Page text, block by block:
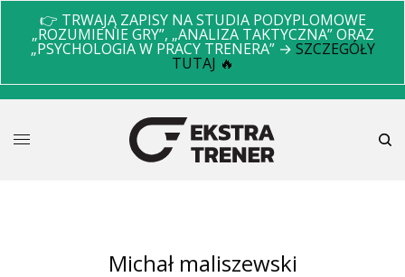
👉 TRWAJĄ ZAPISY NA STUDIA PODYPLOMOWE
„ROZUMIENIE GRY”, „ANALIZA TAKTYCZNA” ORAZ
„PSYCHOLOGIA W PRACY TRENERA” → SZCZEGÓŁY
TUTAJ 🔥
michał maliszewski